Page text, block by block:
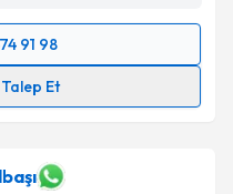
91 98
Et
ile bilgilendireceğiz.